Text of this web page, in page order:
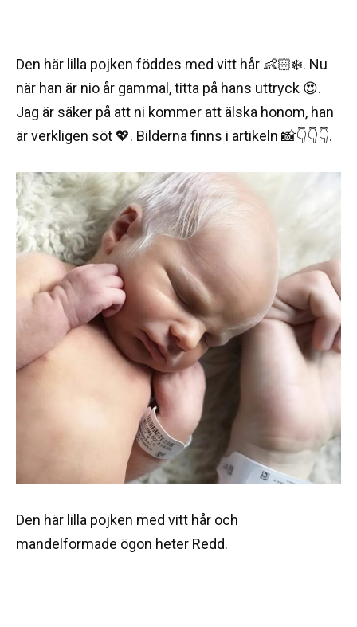
Den här lilla pojken föddes med vitt hår 👶🏻❄️. Nu
när han är nio år gammal, titta på hans uttryck 😍.
Jag är säker på att ni kommer att älska honom, han
är verkligen söt 💖. Bilderna finns i artikeln 📸👇👇👇.
Den här lilla pojken med vitt hår och
mandelformade ögon heter Redd.